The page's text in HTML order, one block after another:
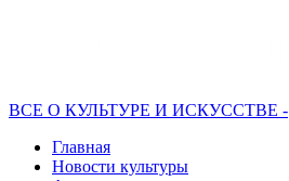
ВСЕ О КУЛЬТУРЕ И ИСКУССТВЕ -
Главная
Новости культуры